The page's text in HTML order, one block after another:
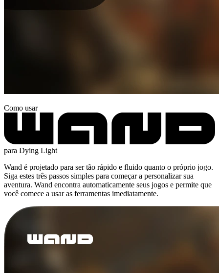
Como usar
para Dying Light
Wand é projetado para ser tão rápido e fluido quanto o próprio jogo.
Siga estes três passos simples para começar a personalizar sua
aventura. Wand encontra automaticamente seus jogos e permite que
você comece a usar as ferramentas imediatamente.